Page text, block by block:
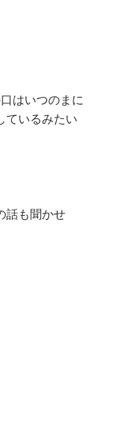
はいつのまに
ているみたい
話も聞かせ